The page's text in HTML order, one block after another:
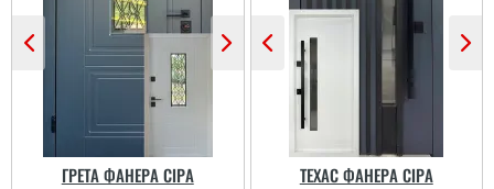
Класний дизайн,надійне
дерев'яне покриття,
хороші замки і метал,
гарно утеплені, дякую за
допомогу у виборі
дверей, все дуже
надійно....
В магазині дуже великий
вибір і дуже
сподобалась дана
модель. Встановили
швидко через три дні
після замовлення....
читати всі відгуки
ГРЕТА ФАНЕРА СІРА ТЕХАС ФАНЕРА СІРА